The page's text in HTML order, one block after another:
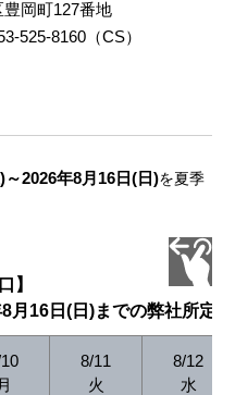
岡町127番地
525-8160（CS）
2026年8月16日(日)を夏季
】
月16日(日)までの弊社所定
月
8/11
火
8/12
水